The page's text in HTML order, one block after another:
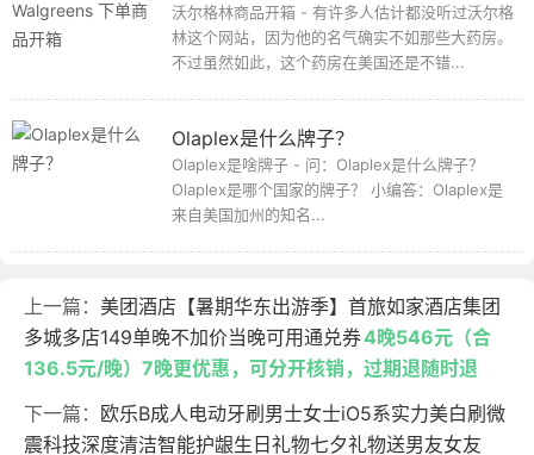
沃尔格林商品开箱 - 有许多人估计都没听过沃尔格
林这个网站，因为他的名气确实不如那些大药房。
不过虽然如此，这个药房在美国还是不错...
Olaplex是什么牌子？
Olaplex是啥牌子 - 问：Olaplex是什么牌子？
Olaplex是哪个国家的牌子？ 小编答：Olaplex是
来自美国加州的知名...
上一篇： 美团酒店【暑期华东出游季】首旅如家酒店集团
多城多店149单晚不加价当晚可用通兑券4晚546元（合
136.5元/晚）7晚更优惠，可分开核销，过期退随时退
下一篇： 欧乐B成人电动牙刷男士女士iO5系实力美白刷微
震科技深度清洁智能护龈生日礼物七夕礼物送男友女友